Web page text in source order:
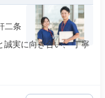
二条
誠実に向き合い、 丁寧